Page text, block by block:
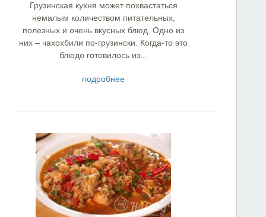
Грузинская кухня может похвастаться
немалым количеством питательных,
полезных и очень вкусных блюд. Одно из
них – чахохбили по-грузински. Когда-то это
блюдо готовилось из...
подробнее